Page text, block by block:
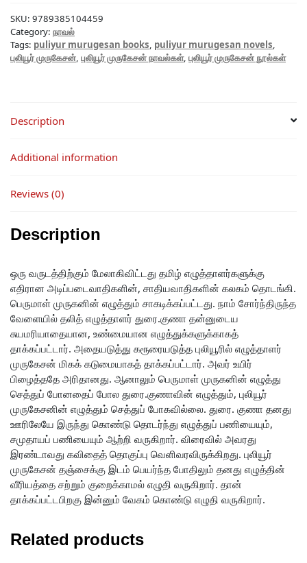
SKU: 9789385104459
Category: நாவல்
Tags: puliyur murugesan books, puliyur murugesan novels,
புலியூர் முருகேசன், புலியூர் முருகேசன் நாவல்கள், புலியூர் முருகேசன் நூல்கள்
Description
Additional information
Reviews (0)
Description
ஒரு வருடத்திற்கும் மேலாகிவிட்டது தமிழ் எழுத்தாளர்களுக்கு
எதிரான அடிப்படைவாதிகளின், சாதியவாதிகளின் கலகம் தொடங்கி.
பெருமாள் முருகனின் எழுத்தும் சாகடிக்கப்பட்டது. நாம் சோர்ந்திருந்த
வேளையில் தலித் எழுத்தாளர் துரை.குணா தன்னுடைய
சுயமரியாதையான, உண்மையான எழுத்துக்களுக்காகத்
தாக்கப்பட்டார். அதையடுத்து கரூரையடுத்த புலியூரில் எழுத்தாளர்
முருகேசன் மிகக் கடுமையாகத் தாக்கப்பட்டார். அவர் உயிர்
பிழைத்ததே அரிதானது. ஆனாலும் பெருமாள் முருகனின் எழுத்து
செத்துப் போனதைப் போல துரை.குணாவின் எழுத்தும், புலியூர்
முருகேசனின் எழுத்தும் செத்துப் போகவில்லை. துரை. குணா தனது
ஊரிலேயே இருந்து கொண்டு தொடர்ந்து எழுத்துப் பணியையும்,
சமுதாயப் பணியையும் ஆற்றி வருகிறார். விரைவில் அவரது
இரண்டாவது கவிதைத் தொகுப்பு வெளிவரவிருக்கிறது. புலியூர்
முருகேசன் தஞ்சைக்கு இடம் பெயர்ந்த போதிலும் தனது எழுத்தின்
வீரியத்தை சற்றும் குறைக்காமல் எழுதி வருகிறார். தான்
தாக்கப்பட்டபிறகு இன்னும் வேகம் கொண்டு எழுதி வருகிறார்.
Related products